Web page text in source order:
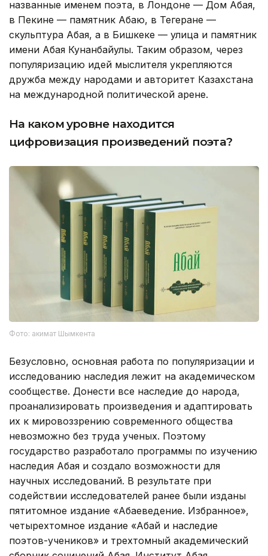
названные именем поэта, в Лондоне — Дом Абая,
в Пекине — памятник Абаю, в Тегеране —
скульптура Абая, а в Бишкеке — улица и памятник
имени Абая Кунанбайулы. Таким образом, через
популяризацию идей мыслителя укрепляются
дружба между народами и авторитет Казахстана
на международной политической арене.
На каком уровне находится
цифровизация произведений поэта?
Фото: акимат Шымкента
Безусловно, основная работа по популяризации и
исследованию наследия лежит на академическом
сообществе. Донести все наследие до народа,
проанализировать произведения и адаптировать
их к мировоззрению современного общества
невозможно без труда ученых. Поэтому
государство разработало программы по изучению
наследия Абая и создало возможности для
научных исследований. В результате при
содействии исследователей ранее были изданы
пятитомное издание «Абаеведение. Избранное»,
четырехтомное издание «Абай и наследие
поэтов-учеников» и трехтомный академический